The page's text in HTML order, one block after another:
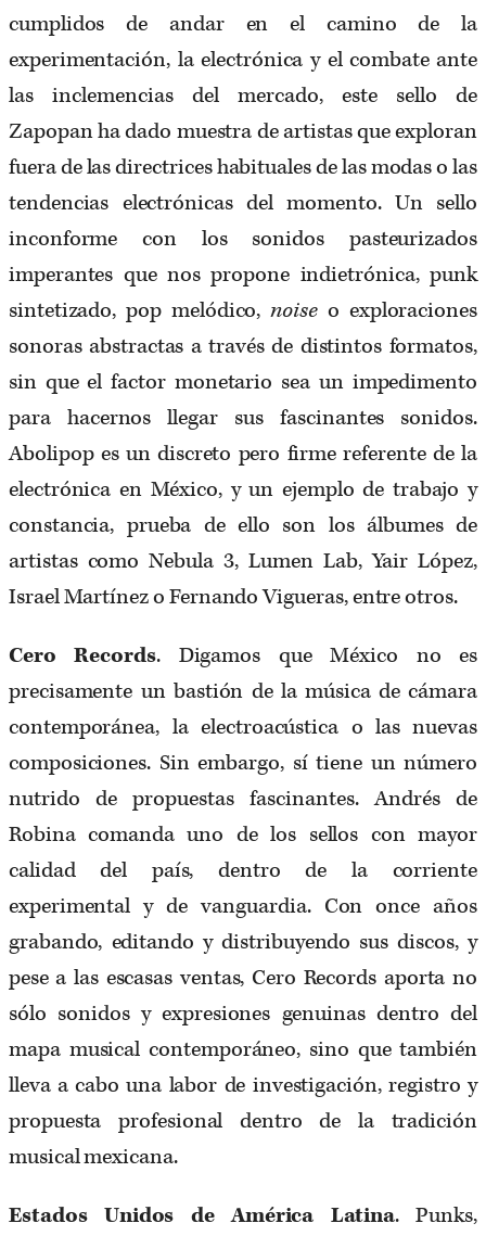
cumplidos de andar en el camino de la
experimentación, la electrónica y el combate ante
las inclemencias del mercado, este sello de
Zapopan ha dado muestra de artistas que exploran
fuera de las directrices habituales de las modas o las
tendencias electrónicas del momento. Un sello
inconforme con los sonidos pasteurizados
imperantes que nos propone indietrónica, punk
sintetizado, pop melódico,noise o exploraciones
sonoras abstractas a través de distintos formatos,
sin que el factor monetario sea un impedimento
para hacernos llegar sus fascinantes sonidos.
Abolipop es un discreto pero firme referente de la
electrónica en México, y un ejemplo de trabajo y
constancia, prueba de ello son los álbumes de
artistas como Nebula 3, Lumen Lab, Yair López,
Israel Martínez o Fernando Vigueras, entre otros.
Cero Records. Digamos que México no es
precisamente un bastión de la música de cámara
contemporánea, la electroacústica o las nuevas
composiciones. Sin embargo, sí tiene un número
nutrido de propuestas fascinantes. Andrés de
Robina comanda uno de los sellos con mayor
calidad del país, dentro de la corriente
experimental y de vanguardia. Con once años
grabando, editando y distribuyendo sus discos, y
pese a las escasas ventas, Cero Records aporta no
sólo sonidos y expresiones genuinas dentro del
mapa musical contemporáneo, sino que también
lleva a cabo una labor de investigación, registro y
propuesta profesional dentro de la tradición
musical mexicana.
Estados Unidos de América Latina. Punks,